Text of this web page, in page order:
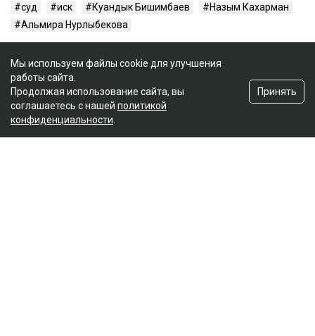
суд иск Куандык Бишимбаев
Назым Кахарман
Альмира Нурлыбекова
Мы используем файлы cookie для улучшения
работы сайта.
Продолжая использование сайта, вы
соглашаетесь с нашей политикой
конфиденциальности
Принять